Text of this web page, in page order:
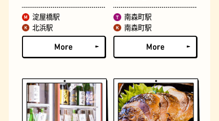
淀屋橋駅
北浜駅
南森町駅
南森町駅